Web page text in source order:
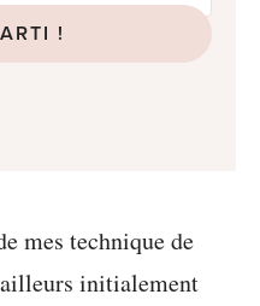
!
mes technique de
initialement